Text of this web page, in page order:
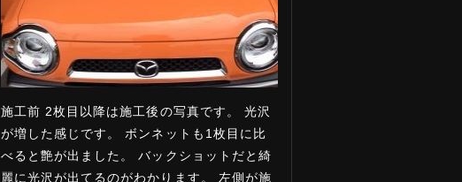
施工前 2枚目以降は施工後の写真です。 光沢
が増した感じです。 ボンネットも1枚目に比
べると艶が出ました。 バックショットだと綺
麗に光沢が出てるのがわかります。 左側が施